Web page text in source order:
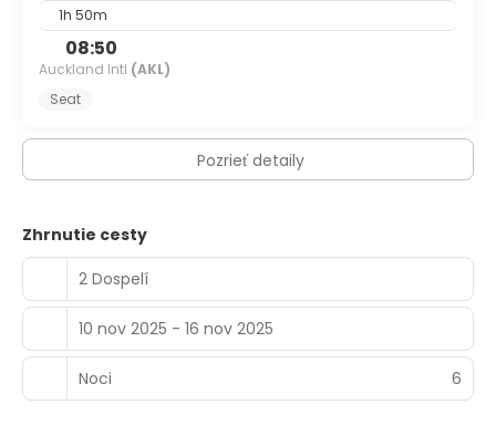
scenériami, outdoorovými dobrodružstvami a srdečnou,
vítajúcou komunitou, tento novozélandský klenot čaká na
objavenie. Príďte a stratte sa v mágii Glenorchy.
1h 50m
08:50
Auckland Intl (AKL)
Seat
Pozrieť detaily
Zhrnutie cesty
2 Dospelí
10 nov 2025 - 16 nov 2025
Noci 6